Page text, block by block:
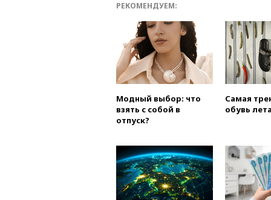
РЕКОМЕНДУЕМ:
Модный выбор: что
взять с собой в
отпуск?
Самая
обувь